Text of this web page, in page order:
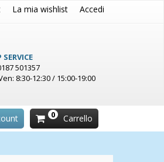
La mia wishlist Accedi
SERVICE
501357
8:30-12:30 / 15:00-19:00
Carrello
0